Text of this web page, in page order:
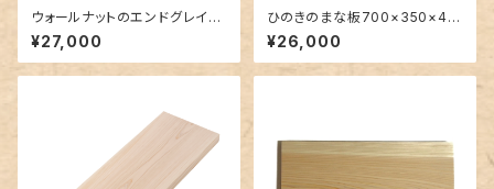
ウォールナットのエンドグレイン
カッティングボード（大）約40×2
4×4～5cm(脚含む)
¥27,000
ひのきのまな板700×350×40
mm裏に節あり一枚板
¥26,000